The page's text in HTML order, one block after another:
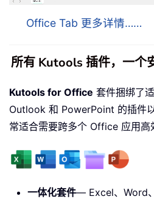
Office Tab 更多详情……
所有 Kutools 插件，一个
Kutools for Office 套件捆绑了
Outlook 和 PowerPoint 的插件
常适合需要跨多个 Office 应用高
一体化套件— Excel、Word